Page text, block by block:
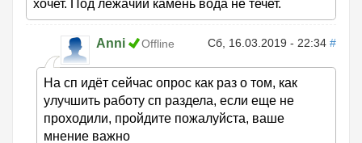
хочет. Под лежачий камень вода не течет.
Anni Offline Сб, 16.03.2019 - 22:34 #
На сп идёт сейчас опрос как раз о том, как
улучшить работу сп раздела, если еще не
проходили, пройдите пожалуйста, ваше
мнение важно